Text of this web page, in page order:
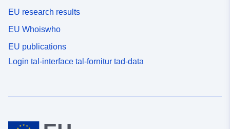
EU research results
EU Whoiswho
EU publications
Login tal-interface tal-fornitur tad-data